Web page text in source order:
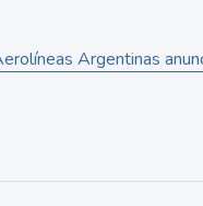
Argentinas